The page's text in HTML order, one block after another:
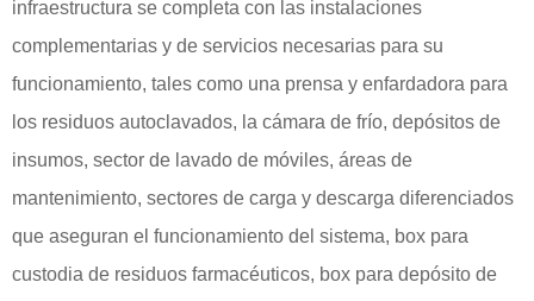
infraestructura se completa con las instalaciones
complementarias y de servicios necesarias para su
funcionamiento, tales como una prensa y enfardadora para
los residuos autoclavados, la cámara de frío, depósitos de
insumos, sector de lavado de móviles, áreas de
mantenimiento, sectores de carga y descarga diferenciados
que aseguran el funcionamiento del sistema, box para
custodia de residuos farmacéuticos, box para depósito de